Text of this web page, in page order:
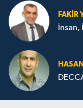
FAKIR